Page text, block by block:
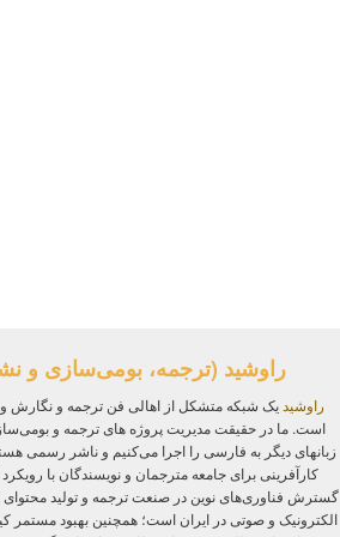
راوشید (ترجمه، بومی‌سازی و
راوشید یک شبکه متشکل از اهالی فن ترجمه و نگارش
است. ما در حقیقت مدیریت پروژه‌ های ترجمه و
زبانهای دیگر به فارسی را اجرا می‌کنیم و ناشر رسمی
کارآفرینی برای جامعه مترجمان و نویسندگان با
گسترش فناوری‌های نوین در صنعت ترجمه و تولید محتوای
الکترونیک و صوتی در ایران است؛ همچنین بهبود مستمر